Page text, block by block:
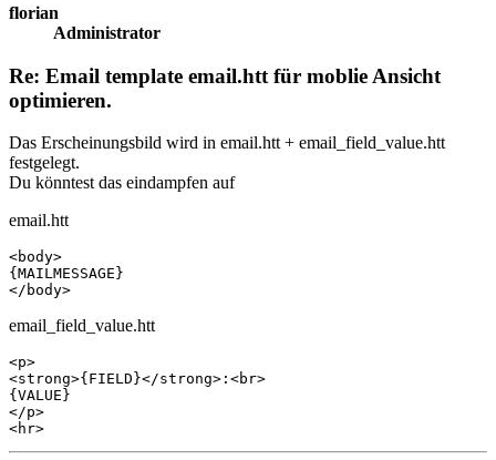
florian
Administrator
Re: Email template email.htt für moblie Ansicht
optimieren.
Das Erscheinungsbild wird in email.htt + email_field_value.htt
festgelegt.
Du könntest das eindampfen auf
email.htt
<body>
{MAILMESSAGE}
</body>
email_field_value.htt
<p>
<strong>{FIELD}</strong>:<br>
{VALUE}
</p>
<hr>